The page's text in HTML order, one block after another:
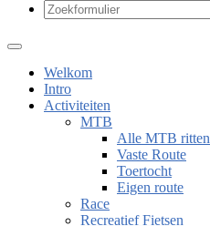
Welkom
Intro
Activiteiten
MTB
Alle MTB ritten
Vaste Route
Toertocht
Eigen route
Race
Recreatief Fietsen